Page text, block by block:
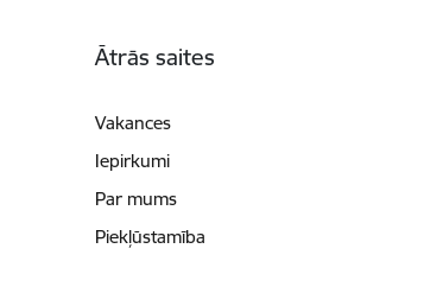
Ātrās saites
Vakances
Iepirkumi
Par mums
Piekļūstamība